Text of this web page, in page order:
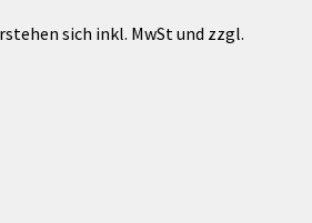
sich inkl. MwSt und zzgl.